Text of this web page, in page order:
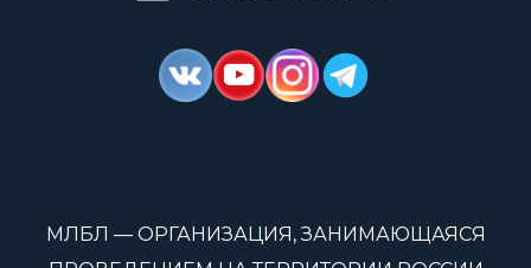
МЛБЛ — ОРГАНИЗАЦИЯ, ЗАНИМАЮЩАЯСЯ